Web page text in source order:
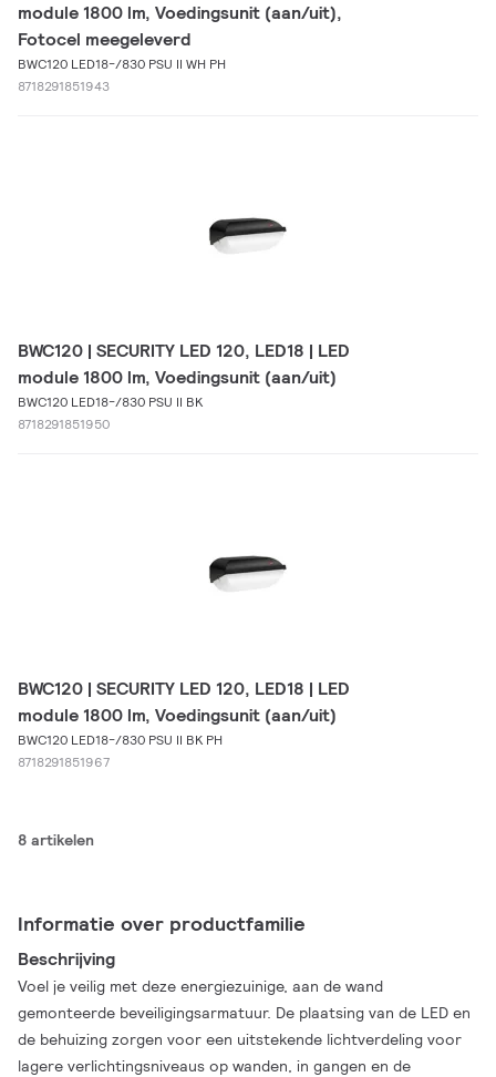
module 1800 lm, Voedingsunit (aan/uit),
Fotocel meegeleverd
BWC120 LED18-/830 PSU II WH PH
8718291851943
BWC120 | SECURITY LED 120, LED18 | LED
module 1800 lm, Voedingsunit (aan/uit)
BWC120 LED18-/830 PSU II BK
8718291851950
BWC120 | SECURITY LED 120, LED18 | LED
module 1800 lm, Voedingsunit (aan/uit)
BWC120 LED18-/830 PSU II BK PH
8718291851967
8 artikelen
Informatie over productfamilie
Beschrijving
Voel je veilig met deze energiezuinige, aan de wand
gemonteerde beveiligingsarmatuur. De plaatsing van de LED en
de behuizing zorgen voor een uitstekende lichtverdeling voor
lagere verlichtingsniveaus op wanden, in gangen en de